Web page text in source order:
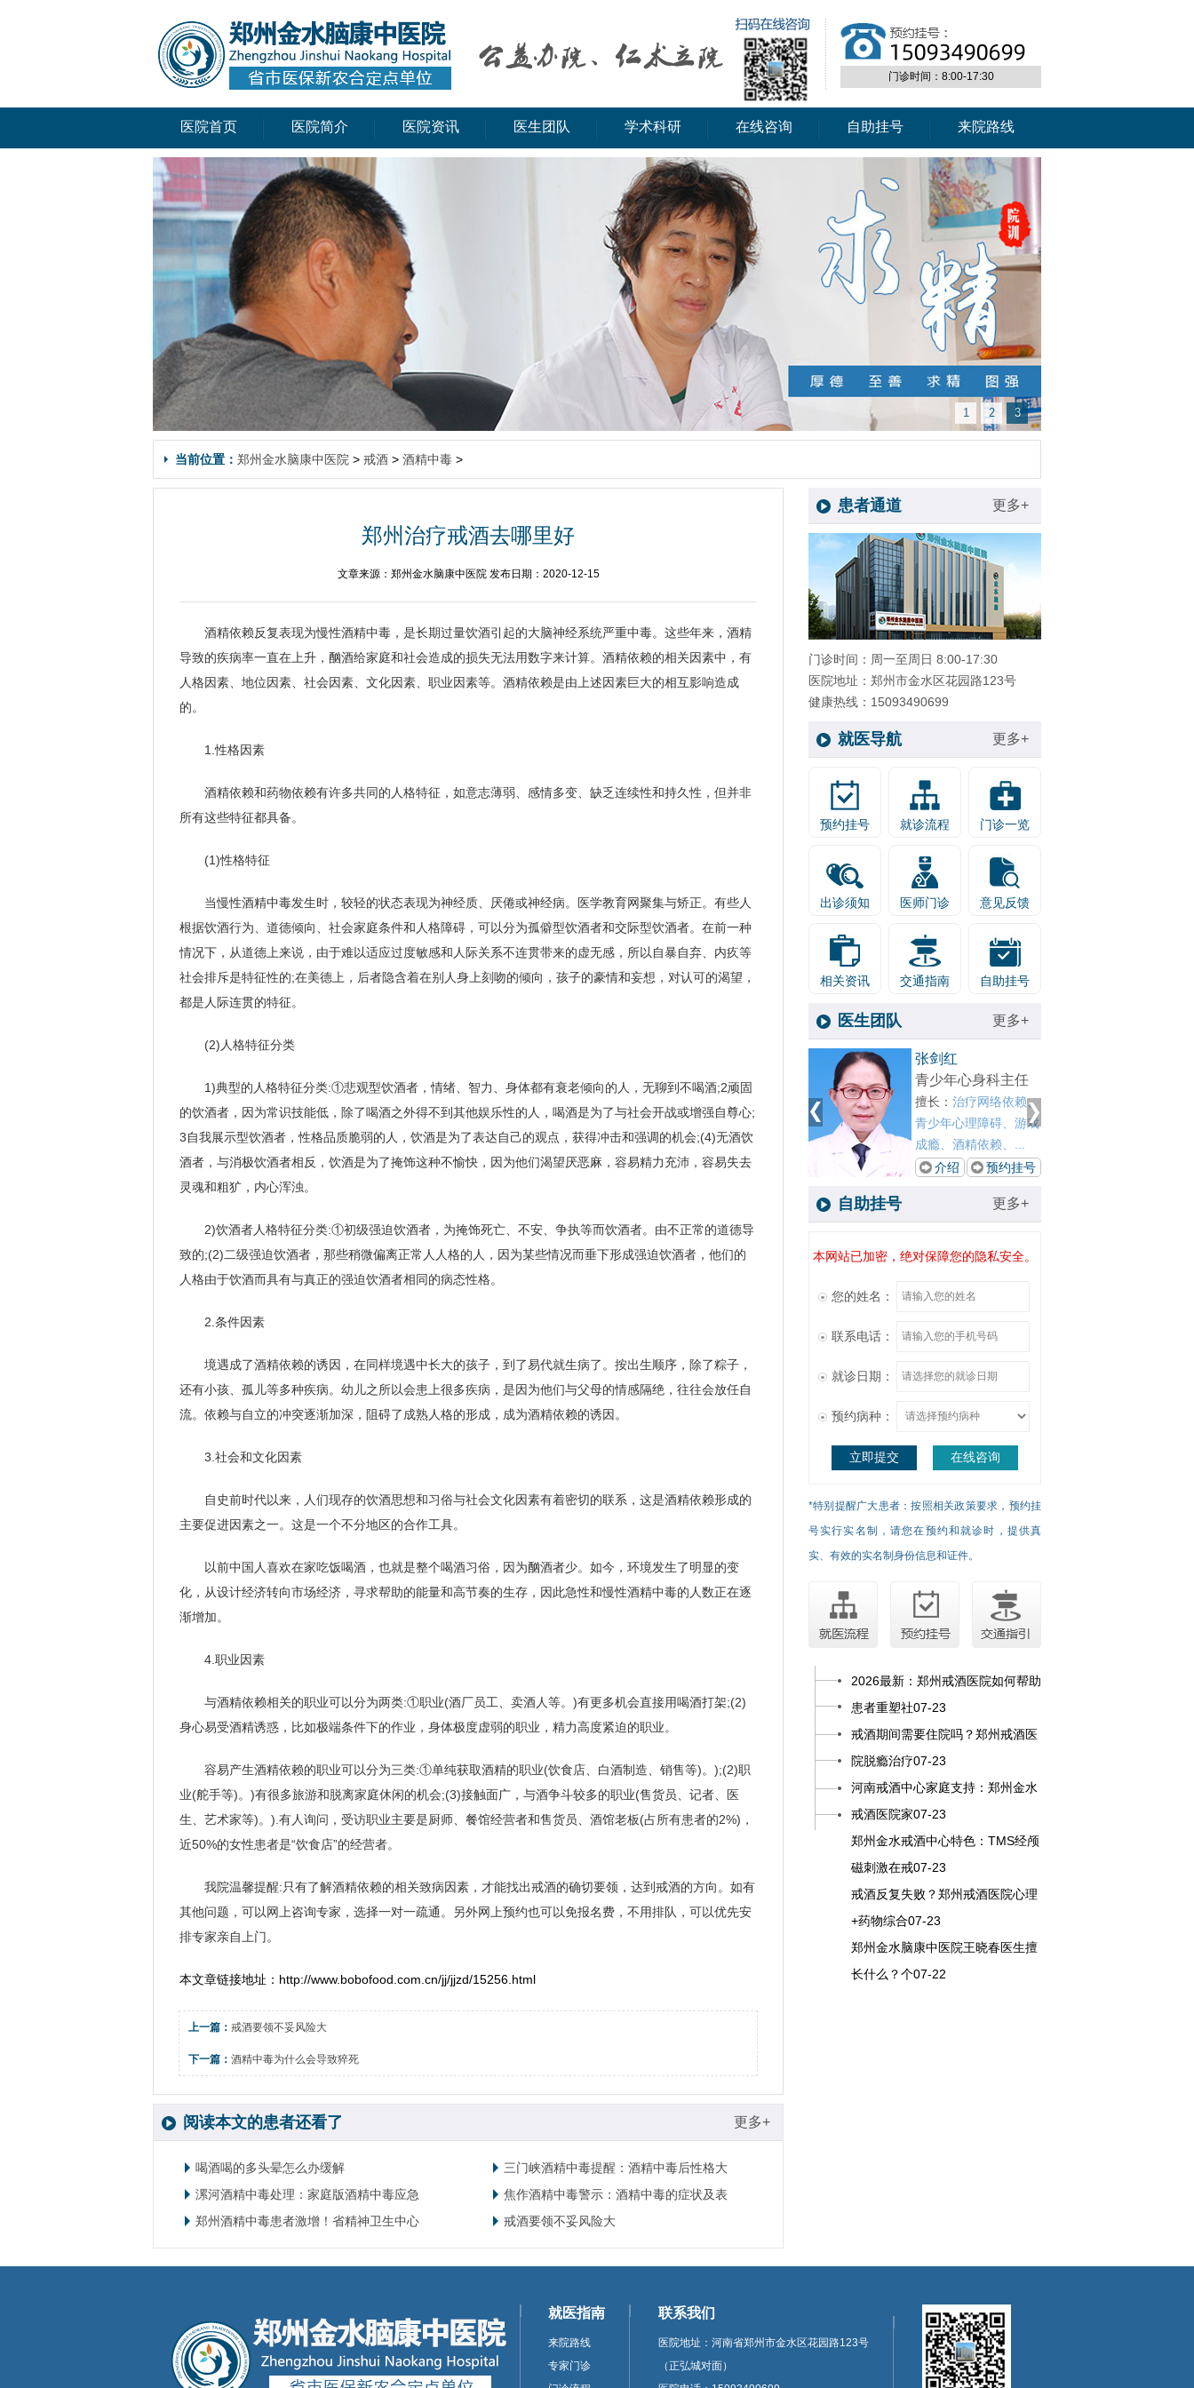
门诊时间：8:00-17:30
医院首页 医院简介 医院资讯 医生团队 学术科研 在线咨询 自助挂号 来院路线
1 2 3
当前位置： 郑州金水脑康中医院 > 戒酒 > 酒精中毒 >
郑州治疗戒酒去哪里好
文章来源：郑州金水脑康中医院 发布日期：2020-12-15
酒精依赖反复表现为慢性酒精中毒，是长期过量饮酒引起的大脑神经系统严重中毒。这些年来，酒精
导致的疾病率一直在上升，酗酒给家庭和社会造成的损失无法用数字来计算。酒精依赖的相关因素中，有
人格因素、地位因素、社会因素、文化因素、职业因素等。酒精依赖是由上述因素巨大的相互影响造成
的。
1.性格因素
酒精依赖和药物依赖有许多共同的人格特征，如意志薄弱、感情多变、缺乏连续性和持久性，但并非
所有这些特征都具备。
(1)性格特征
当慢性酒精中毒发生时，较轻的状态表现为神经质、厌倦或神经病。医学教育网聚集与矫正。有些人
根据饮酒行为、道德倾向、社会家庭条件和人格障碍，可以分为孤僻型饮酒者和交际型饮酒者。在前一种
情况下，从道德上来说，由于难以适应过度敏感和人际关系不连贯带来的虚无感，所以自暴自弃、内疚等
社会排斥是特征性的;在美德上，后者隐含着在别人身上刻吻的倾向，孩子的豪情和妄想，对认可的渴望，
都是人际连贯的特征。
(2)人格特征分类
1)典型的人格特征分类:①悲观型饮酒者，情绪、智力、身体都有衰老倾向的人，无聊到不喝酒;2顽固
的饮酒者，因为常识技能低，除了喝酒之外得不到其他娱乐性的人，喝酒是为了与社会开战或增强自尊心;
3自我展示型饮酒者，性格品质脆弱的人，饮酒是为了表达自己的观点，获得冲击和强调的机会;(4)无酒饮
酒者，与消极饮酒者相反，饮酒是为了掩饰这种不愉快，因为他们渴望厌恶麻，容易精力充沛，容易失去
灵魂和粗犷，内心浑浊。
2)饮酒者人格特征分类:①初级强迫饮酒者，为掩饰死亡、不安、争执等而饮酒者。由不正常的道德导
致的;(2)二级强迫饮酒者，那些稍微偏离正常人人格的人，因为某些情况而垂下形成强迫饮酒者，他们的
人格由于饮酒而具有与真正的强迫饮酒者相同的病态性格。
2.条件因素
境遇成了酒精依赖的诱因，在同样境遇中长大的孩子，到了易代就生病了。按出生顺序，除了粽子，
还有小孩、孤儿等多种疾病。幼儿之所以会患上很多疾病，是因为他们与父母的情感隔绝，往往会放任自
流。依赖与自立的冲突逐渐加深，阻碍了成熟人格的形成，成为酒精依赖的诱因。
3.社会和文化因素
自史前时代以来，人们现存的饮酒思想和习俗与社会文化因素有着密切的联系，这是酒精依赖形成的
主要促进因素之一。这是一个不分地区的合作工具。
以前中国人喜欢在家吃饭喝酒，也就是整个喝酒习俗，因为酗酒者少。如今，环境发生了明显的变
化，从设计经济转向市场经济，寻求帮助的能量和高节奏的生存，因此急性和慢性酒精中毒的人数正在逐
渐增加。
4.职业因素
与酒精依赖相关的职业可以分为两类:①职业(酒厂员工、卖酒人等。)有更多机会直接用喝酒打架;(2)
身心易受酒精诱惑，比如极端条件下的作业，身体极度虚弱的职业，精力高度紧迫的职业。
容易产生酒精依赖的职业可以分为三类:①单纯获取酒精的职业(饮食店、白酒制造、销售等)。);(2)职
业(舵手等)。)有很多旅游和脱离家庭休闲的机会;(3)接触面广，与酒争斗较多的职业(售货员、记者、医
生、艺术家等)。).有人询问，受访职业主要是厨师、餐馆经营者和售货员、酒馆老板(占所有患者的2%)，
近50%的女性患者是“饮食店”的经营者。
我院温馨提醒:只有了解酒精依赖的相关致病因素，才能找出戒酒的确切要领，达到戒酒的方向。如有
其他问题，可以网上咨询专家，选择一对一疏通。另外网上预约也可以免报名费，不用排队，可以优先安
排专家亲自上门。
本文章链接地址： http://www.bobofood.com.cn/jj/jjzd/15256.html
上一篇： 戒酒要领不妥风险大
下一篇： 酒精中毒为什么会导致猝死
阅读本文的患者还看了 更多+
喝酒喝的多头晕怎么办缓解
三门峡酒精中毒提醒：酒精中毒后性格大
漯河酒精中毒处理：家庭版酒精中毒应急
焦作酒精中毒警示：酒精中毒的症状及表
郑州酒精中毒患者激增！省精神卫生中心
戒酒要领不妥风险大
患者通道 更多+
门诊时间：周一至周日 8:00-17:30
医院地址：郑州市金水区花园路123号
健康热线：15093490699
就医导航 更多+
预约挂号 就诊流程 门诊一览
出诊须知 医师门诊 意见反馈
相关资讯 交通指南 自助挂号
医生团队 更多+
青少年心身科主任
青少年心理障碍、游戏
成瘾、酒精依赖、...
介绍
预约挂号
戒瘾科主任
赖、网瘾、酒瘾、酒精
依赖以及酒精所致精...
介绍
张剑红
青少年心身科主任
擅长： 治疗网络依赖、
青少年心理障碍、游戏
成瘾、酒精依赖、...
介绍
预约挂号
自助挂号 更多+
本网站已加密，绝对保障您的隐私安全。
您的姓名：
联系电话：
就诊日期：
预约病种：
立即提交 在线咨询
*特别提醒广大患者：按照相关政策要求，预约挂
号实行实名制，请您在预约和就诊时，提供真
实、有效的实名制身份信息和证件。
2026最新：郑州戒酒医院如何帮助
患者重塑社07-23
戒酒期间需要住院吗？郑州戒酒医
院脱瘾治疗07-23
河南戒酒中心家庭支持：郑州金水
戒酒医院家07-23
郑州金水戒酒中心特色：TMS经颅
磁刺激在戒07-23
戒酒反复失败？郑州戒酒医院心理
+药物综合07-23
郑州金水脑康中医院王晓春医生擅
长什么？个07-22
就医指南
来院路线
专家门诊
联系我们
医院地址：河南省郑州市金水区花园路123号
（正弘城对面）